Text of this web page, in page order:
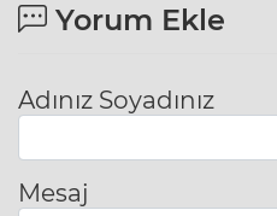
Yorum Ekle
Adınız Soyadınız
Mesaj